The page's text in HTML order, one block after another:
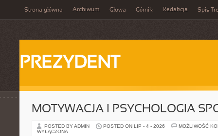
Strona główna Archiwum Głowa Górnik Redakcja Spis
PREZYDENT
MOTYWACJA I PSYCHOLOGIA
POSTED BY ADMIN POSTED ON LIP - 4 - 2026
MOŻLIWOŚĆ
WYŁĄCZONA